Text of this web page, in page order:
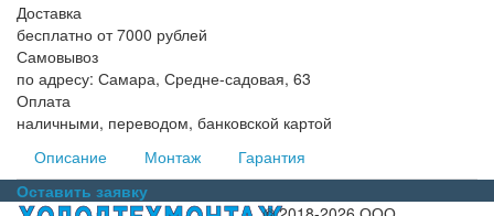
Доставка
бесплатно от 7000 рублей
Самовывоз
по адресу: Самара, Средне-садовая, 63
Оплата
наличными, переводом, банковской картой
Описание
Монтаж
Гарантия
Оставить заявку